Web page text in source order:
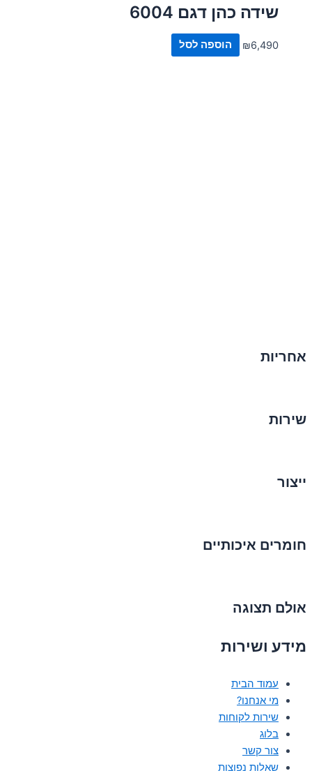
שידה כהן דגם 6004
₪6,490 הוספה לסל
אחריות
שירות
ייצור
חומרים איכותיים
אולם תצוגה
מידע ושירות
עמוד הבית
מי אנחנו?
שירות לקוחות
בלוג
צור קשר
שאלות נפוצות